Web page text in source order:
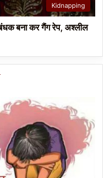
Kidnapping
बना कर गैंग रेप, अश्लील